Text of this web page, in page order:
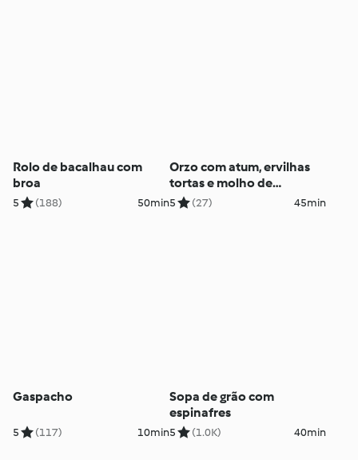
Rolo de bacalhau com
broa
5 (188) 50min
Orzo com atum, ervilhas
tortas e molho de
manjericão
5 (27) 45min
Gaspacho
5 (117) 10min
Sopa de grão com
espinafres
5 (1.0K) 40min